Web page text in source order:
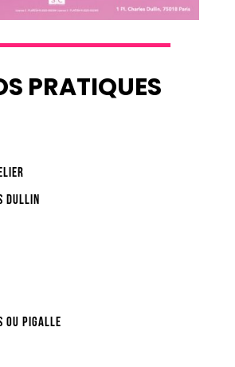
PRATIQUES
ou Pigalle